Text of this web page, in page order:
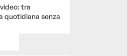
tra
quotidiana senza